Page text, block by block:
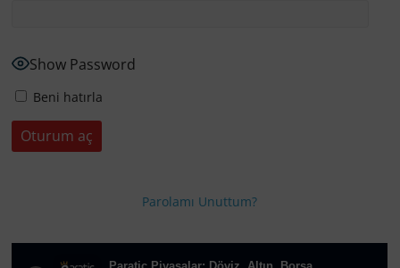
Show Password
Beni hatırla
Parolamı Unuttum?